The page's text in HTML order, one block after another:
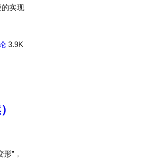
的实现
3.9K
”，